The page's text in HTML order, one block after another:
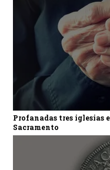
Profanadas tres iglesias
Sacramento